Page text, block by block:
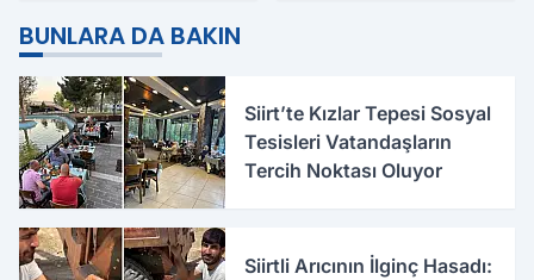
Ağır
BUNLARA DA BAKIN
Siirt’te Kızlar Tepesi Sosyal
Tesisleri Vatandaşların
Tercih Noktası Oluyor
Siirtli Arıcının İlginç Hasadı: